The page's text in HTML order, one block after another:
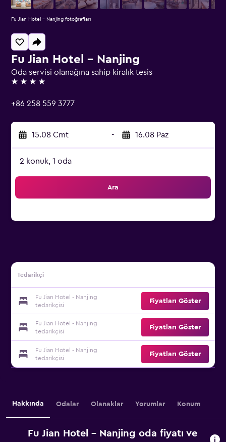
Fu Jian Hotel - Nanjing
Oda servisi olanağına sahip kiralık tesis
4 yıldız
+86 258 559 3777
15.08 Cmt - 16.08 Paz
2 konuk, 1 oda
Ara
Tedarikçi
Fu Jian Hotel - Nanjing
tedarikçisi
Fiyatları Göster
Fu Jian Hotel - Nanjing
tedarikçisi
Fiyatları Göster
Fu Jian Hotel - Nanjing
tedarikçisi
Fiyatları Göster
Fu Jian Hotel - Nanjing fotoğrafları
Hakkında Odalar Olanaklar Yorumlar Konum
Fu Jian Hotel - Nanjing oda fiyatı ve